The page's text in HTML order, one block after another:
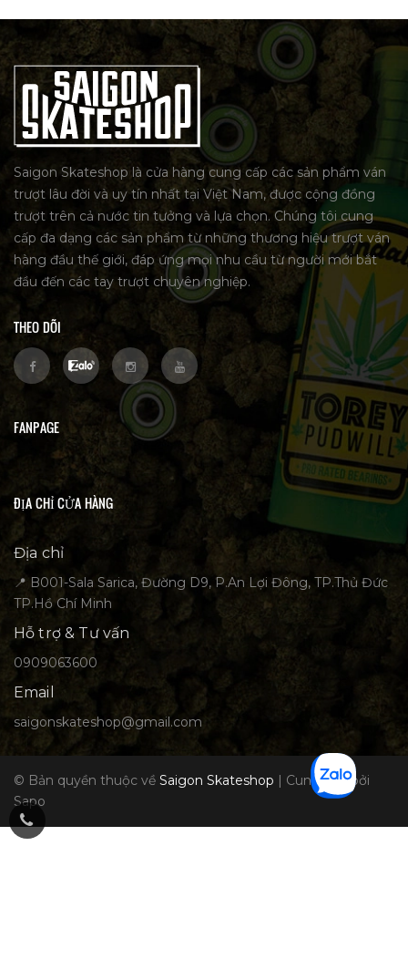
Saigon Skateshop là cửa hàng cung cấp các sản phẩm ván
trượt lâu đời và uy tín nhất tại Việt Nam, được cộng đồng
trượt trên cả nước tin tưởng và lựa chọn. Chúng tôi cung
cấp đa dạng các sản phẩm từ những thương hiệu trượt ván
hàng đầu thế giới, đáp ứng mọi nhu cầu từ người mới bắt
đầu đến các tay trượt chuyên nghiệp.
THEO DÕI
FANPAGE
ĐỊA CHỈ CỬA HÀNG
Địa chỉ
📍 B001-Sala Sarica, Đường D9, P.An Lợi Đông, TP.Thủ Đức
TP.Hồ Chí Minh
Hỗ trợ & Tư vấn
0909063600
Email
saigonskateshop@gmail.com
© Bản quyền thuộc về Saigon Skateshop | Cung cấp bởi
Sapo